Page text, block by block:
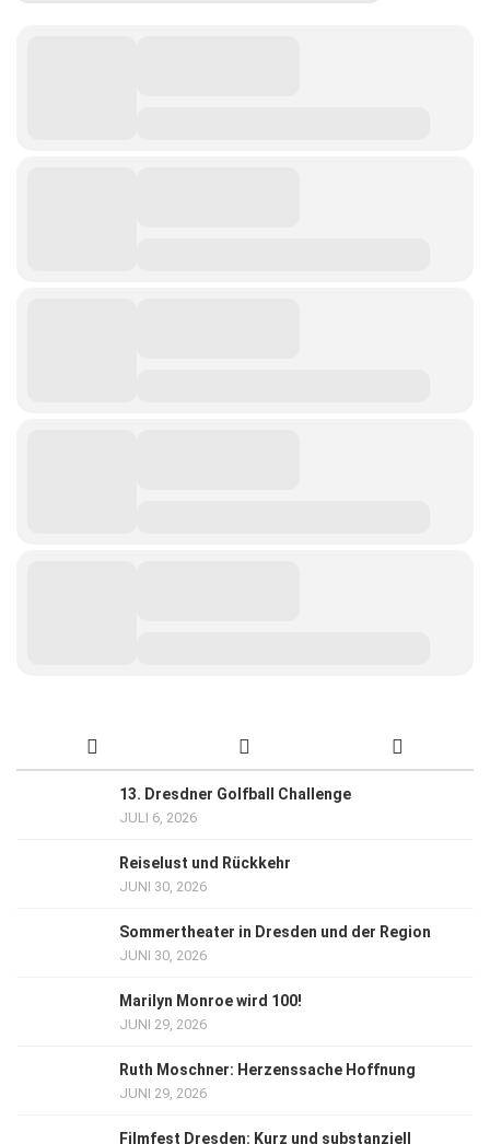
13. Dresdner Golfball Challenge
JULI 6, 2026
Reiselust und Rückkehr
JUNI 30, 2026
Sommertheater in Dresden und der Region
JUNI 30, 2026
Marilyn Monroe wird 100!
JUNI 29, 2026
Ruth Moschner: Herzenssache Hoffnung
JUNI 29, 2026
Filmfest Dresden: Kurz und substanziell